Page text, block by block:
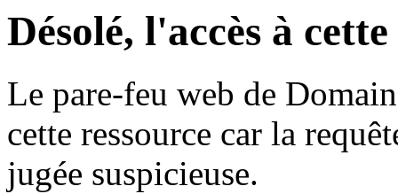
Désolé, l'accès à
Le pare-feu web de
cette ressource car la
jugée suspicieuse.